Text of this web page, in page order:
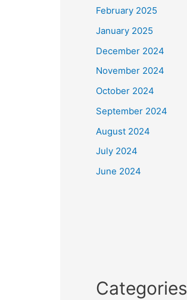
February 2025
January 2025
December 2024
November 2024
October 2024
September 2024
August 2024
July 2024
June 2024
Categories